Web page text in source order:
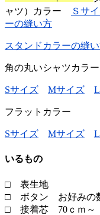
ャツ）カラー
Ｓサ
ーの縫い方
スタンドカラーの縫
角の丸いシャツカラー
Sサイズ Mサイズ
フラットカラー
Sサイズ Mサイズ
いるもの
□ 表生地
□ ボタン お好みの
□ 接着芯 70ｃｍ～（